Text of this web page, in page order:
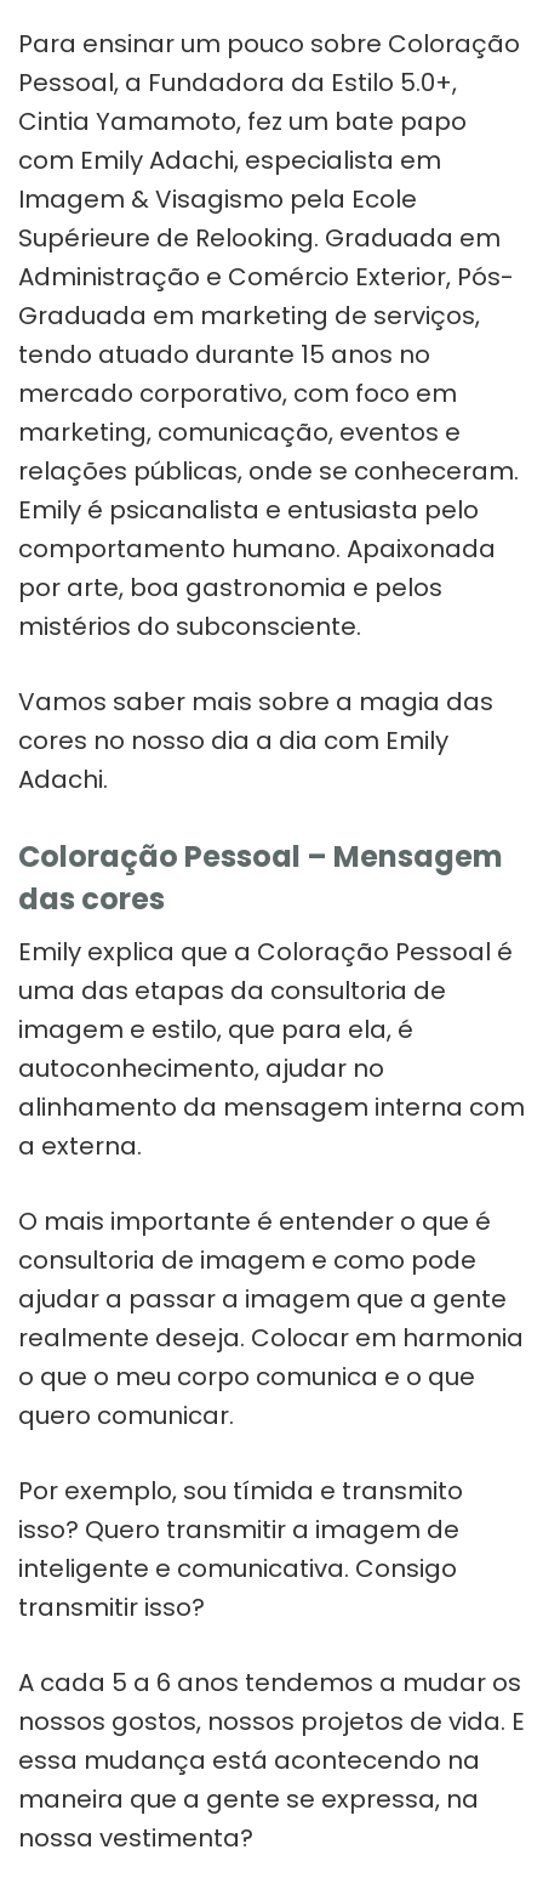
Para ensinar um pouco sobre Coloração
Pessoal, a Fundadora da Estilo 5.0+,
Cintia Yamamoto, fez um bate papo
com Emily Adachi, especialista em
Imagem & Visagismo pela Ecole
Supérieure de Relooking. Graduada em
Administração e Comércio Exterior, Pós-
Graduada em marketing de serviços,
tendo atuado durante 15 anos no
mercado corporativo, com foco em
marketing, comunicação, eventos e
relações públicas, onde se conheceram.
Emily é psicanalista e entusiasta pelo
comportamento humano. Apaixonada
por arte, boa gastronomia e pelos
mistérios do subconsciente.
Vamos saber mais sobre a magia das
cores no nosso dia a dia com Emily
Adachi.
Coloração Pessoal – Mensagem
das cores
Emily explica que a Coloração Pessoal é
uma das etapas da consultoria de
imagem e estilo, que para ela, é
autoconhecimento, ajudar no
alinhamento da mensagem interna com
a externa.
O mais importante é entender o que é
consultoria de imagem e como pode
ajudar a passar a imagem que a gente
realmente deseja. Colocar em harmonia
o que o meu corpo comunica e o que
quero comunicar.
Por exemplo, sou tímida e transmito
isso? Quero transmitir a imagem de
inteligente e comunicativa. Consigo
transmitir isso?
A cada 5 a 6 anos tendemos a mudar os
nossos gostos, nossos projetos de vida. E
essa mudança está acontecendo na
maneira que a gente se expressa, na
nossa vestimenta?